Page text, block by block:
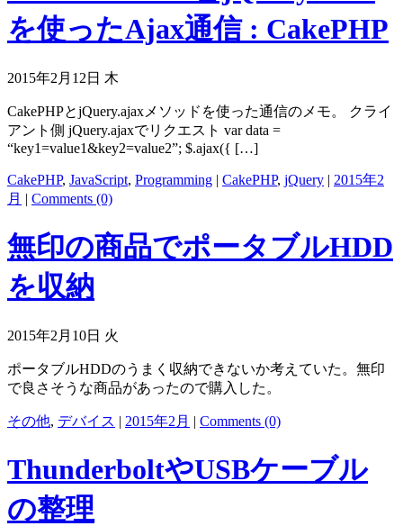
を使ったAjax通信 : CakePHP
2015年2月12日 木
CakePHPとjQuery.ajaxメソッドを使った通信のメモ。 クライ
アント側 jQuery.ajaxでリクエスト var data =
“key1=value1&key2=value2”; $.ajax({ […]
CakePHP, JavaScript, Programming | CakePHP, jQuery | 2015年2
月 | Comments (0)
無印の商品でポータブルHDD
を収納
2015年2月10日 火
ポータブルHDDのうまく収納できないか考えていた。無印
で良さそうな商品があったので購入した。
その他, デバイス | 2015年2月 | Comments (0)
ThunderboltやUSBケーブル
の整理